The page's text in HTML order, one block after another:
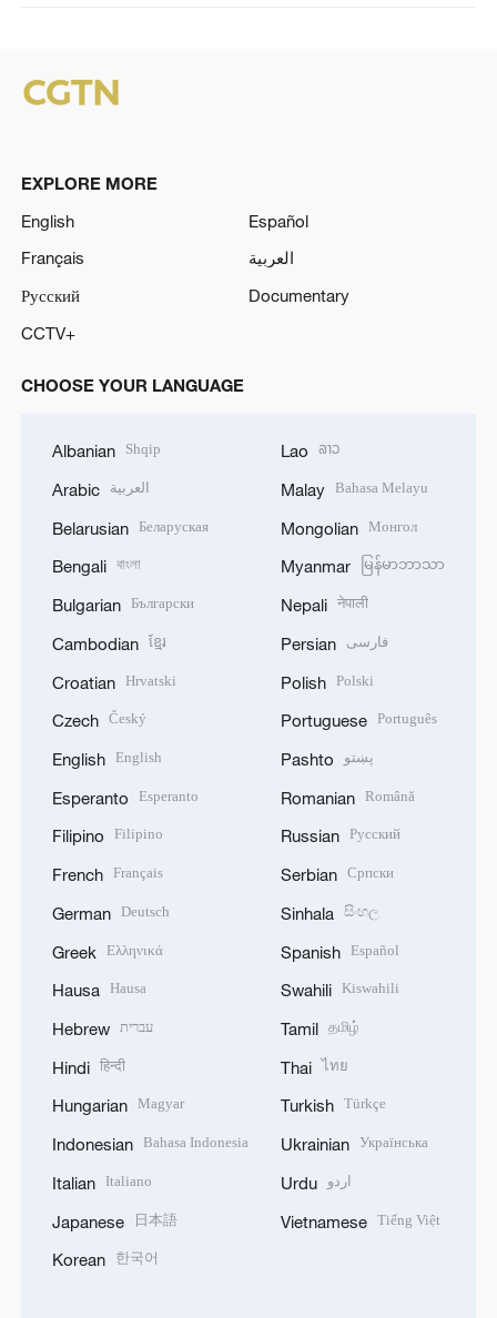
EXPLORE MORE
English
Español
Français
العربية
Русский
Documentary
CCTV+
CHOOSE YOUR LANGUAGE
Albanian Shqip
Arabic العربية
Belarusian Беларуская
Bengali বাংলা
Bulgarian Български
Cambodian ខ្មែរ
Croatian Hrvatski
Czech Český
English English
Esperanto Esperanto
Filipino Filipino
French Français
German Deutsch
Greek Ελληνικά
Hausa Hausa
Hebrew עברית
Hindi हिन्दी
Hungarian Magyar
Indonesian Bahasa Indonesia
Italian Italiano
Japanese 日本語
Korean 한국어
Lao ລາວ
Malay Bahasa Melayu
Mongolian Монгол
Myanmar မြန်မာဘာသာ
Nepali नेपाली
Persian فارسی
Polish Polski
Portuguese Português
Pashto پښتو
Romanian Română
Russian Русский
Serbian Српски
Sinhala සිංහල
Spanish Español
Swahili Kiswahili
Tamil தமிழ்
Thai ไทย
Turkish Türkçe
Ukrainian Українська
Urdu اردو
Vietnamese Tiếng Việt